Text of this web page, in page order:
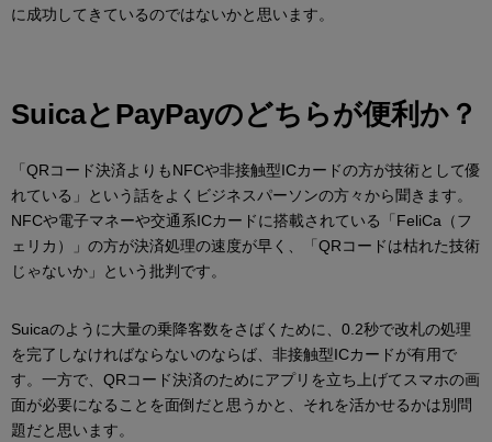
に成功してきているのではないかと思います。
SuicaとPayPayのどちらが便利か？
「QRコード決済よりもNFCや非接触型ICカードの方が技術として優
れている」という話をよくビジネスパーソンの方々から聞きます。
NFCや電子マネーや交通系ICカードに搭載されている「FeliCa（フ
ェリカ）」の方が決済処理の速度が早く、「QRコードは枯れた技術
じゃないか」という批判です。
Suicaのように大量の乗降客数をさばくために、0.2秒で改札の処理
を完了しなければならないのならば、非接触型ICカードが有用で
す。一方で、QRコード決済のためにアプリを立ち上げてスマホの画
面が必要になることを面倒だと思うかと、それを活かせるかは別問
題だと思います。